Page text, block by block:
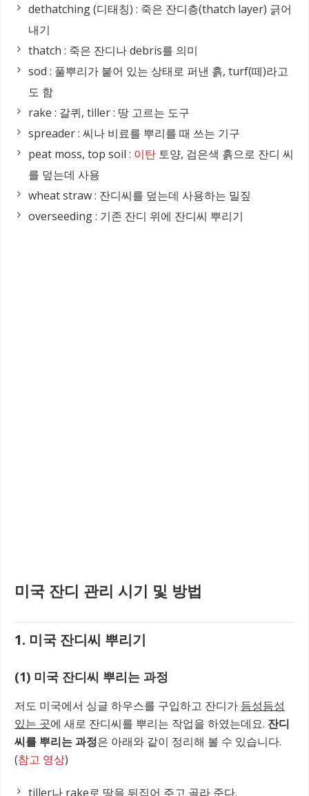
dethatching (디태칭) : 죽은 잔디층(thatch layer) 긁어
내기
thatch : 죽은 잔디나 debris를 의미
sod : 풀뿌리가 붙어 있는 상태로 퍼낸 흙, turf(떼)라고
도 함
rake : 갈퀴, tiller : 땅 고르는 도구
spreader : 씨나 비료를 뿌리를 때 쓰는 기구
peat moss, top soil : 이탄 토양, 검은색 흙으로 잔디 씨
를 덮는데 사용
wheat straw : 잔디씨를 덮는데 사용하는 밀짚
overseeding : 기존 잔디 위에 잔디씨 뿌리기
미국 잔디 관리 시기 및 방법
1. 미국 잔디씨 뿌리기
(1) 미국 잔디씨 뿌리는 과정
저도 미국에서 싱글 하우스를 구입하고 잔디가 듬성듬성
있는 곳에 새로 잔디씨를 뿌리는 작업을 하였는데요. 잔디
씨를 뿌리는 과정은 아래와 같이 정리해 볼 수 있습니다.
(참고 영상)
tiller나 rake로 땅을 뒤집어 주고 골라 준다.